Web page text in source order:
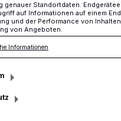
Spaß haben
ist wieder der
Nettetal
genauer Standortdaten.
auf Informationen auf einem
und der Performance von
von Angeboten.
Informationen